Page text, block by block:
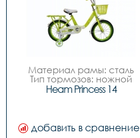
Материал рамы: сталь
Тип тормозов: ножной
Диаметр колес: 14
Задний переключатель
-
Heam Princess 14
добавить в сравнение